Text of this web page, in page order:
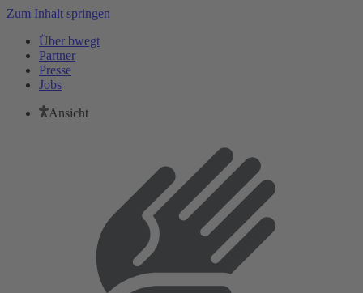
Zum Inhalt springen
Über bwegt
Partner
Presse
Jobs
Ansicht